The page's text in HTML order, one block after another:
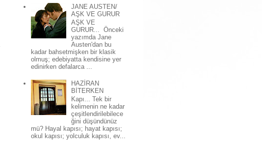
JANE AUSTEN/
AŞK VE GURUR
AŞK VE
GURUR... Önceki
yazımda Jane
Austen'dan bu
kadar bahsetmişken bir klasik
olmuş; edebiyatta kendisine yer
edinirken defalarca ...
HAZİRAN
BİTERKEN
Kapı... Tek bir
kelimenin ne kadar
çeşitlendirilebilece
ğini düşündünüz
mü? Hayal kapısı; hayat kapısı;
okul kapısı; yolculuk kapısı, ev...